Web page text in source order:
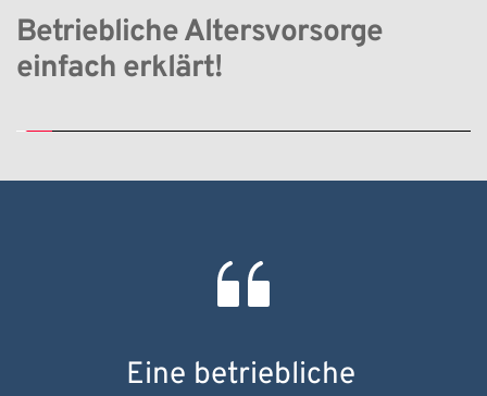
Betriebliche Altersvorsorge
einfach erklärt!
Eine betriebliche